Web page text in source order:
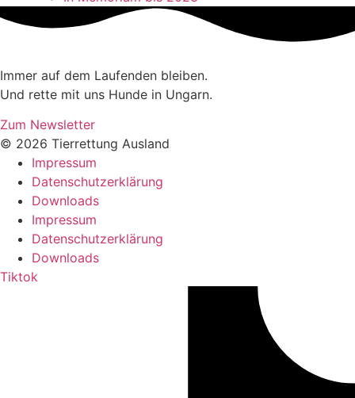
Immer auf dem Laufenden bleiben.
Und rette mit uns Hunde in Ungarn.
Zum Newsletter
© 2026 Tierrettung Ausland
Impressum
Datenschutzerklärung
Downloads
Impressum
Datenschutzerklärung
Downloads
Tiktok